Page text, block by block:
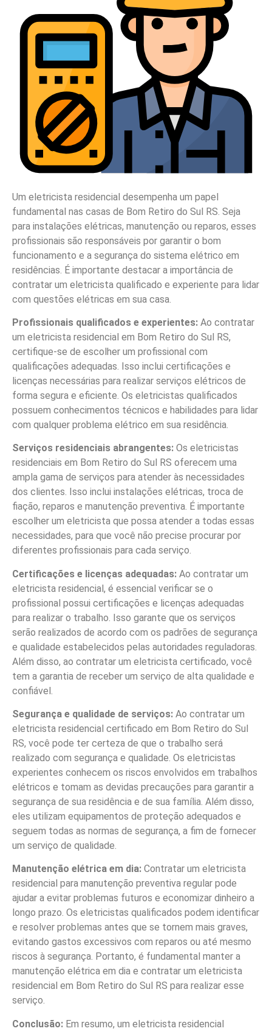
Um eletricista residencial desempenha um papel
fundamental nas casas de Bom Retiro do Sul RS. Seja
para instalações elétricas, manutenção ou reparos, esses
profissionais são responsáveis por garantir o bom
funcionamento e a segurança do sistema elétrico em
residências. É importante destacar a importância de
contratar um eletricista qualificado e experiente para lidar
com questões elétricas em sua casa.
Profissionais qualificados e experientes: Ao contratar
um eletricista residencial em Bom Retiro do Sul RS,
certifique-se de escolher um profissional com
qualificações adequadas. Isso inclui certificações e
licenças necessárias para realizar serviços elétricos de
forma segura e eficiente. Os eletricistas qualificados
possuem conhecimentos técnicos e habilidades para lidar
com qualquer problema elétrico em sua residência.
Serviços residenciais abrangentes: Os eletricistas
residenciais em Bom Retiro do Sul RS oferecem uma
ampla gama de serviços para atender às necessidades
dos clientes. Isso inclui instalações elétricas, troca de
fiação, reparos e manutenção preventiva. É importante
escolher um eletricista que possa atender a todas essas
necessidades, para que você não precise procurar por
diferentes profissionais para cada serviço.
Certificações e licenças adequadas: Ao contratar um
eletricista residencial, é essencial verificar se o
profissional possui certificações e licenças adequadas
para realizar o trabalho. Isso garante que os serviços
serão realizados de acordo com os padrões de segurança
e qualidade estabelecidos pelas autoridades reguladoras.
Além disso, ao contratar um eletricista certificado, você
tem a garantia de receber um serviço de alta qualidade e
confiável.
Segurança e qualidade de serviços: Ao contratar um
eletricista residencial certificado em Bom Retiro do Sul
RS, você pode ter certeza de que o trabalho será
realizado com segurança e qualidade. Os eletricistas
experientes conhecem os riscos envolvidos em trabalhos
elétricos e tomam as devidas precauções para garantir a
segurança de sua residência e de sua família. Além disso,
eles utilizam equipamentos de proteção adequados e
seguem todas as normas de segurança, a fim de fornecer
um serviço de qualidade.
Manutenção elétrica em dia: Contratar um eletricista
residencial para manutenção preventiva regular pode
ajudar a evitar problemas futuros e economizar dinheiro a
longo prazo. Os eletricistas qualificados podem identificar
e resolver problemas antes que se tornem mais graves,
evitando gastos excessivos com reparos ou até mesmo
riscos à segurança. Portanto, é fundamental manter a
manutenção elétrica em dia e contratar um eletricista
residencial em Bom Retiro do Sul RS para realizar esse
serviço.
Conclusão: Em resumo, um eletricista residencial